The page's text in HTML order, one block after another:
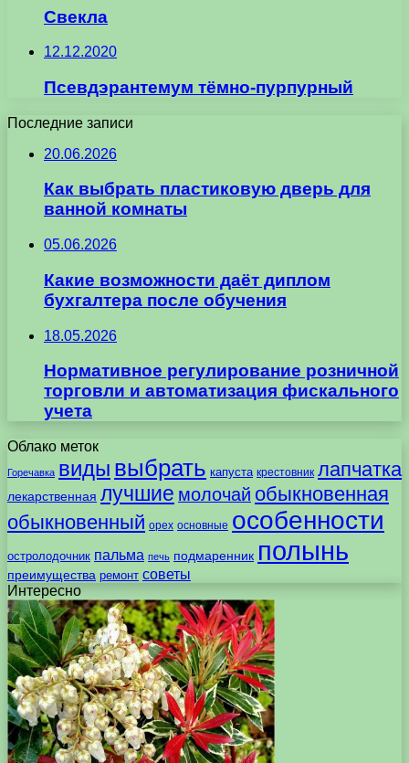
Свекла
12.12.2020
Псевдэрантемум тёмно-пурпурный
Последние записи
20.06.2026
Как выбрать пластиковую дверь для
ванной комнаты
05.06.2026
Какие возможности даёт диплом
бухгалтера после обучения
18.05.2026
Нормативное регулирование розничной
торговли и автоматизация фискального
учета
Облако меток
Горечавка виды выбрать капуста крестовник лапчатка
лекарственная лучшие молочай обыкновенная
обыкновенный орех основные особенности
остролодочник пальма печь подмаренник полынь
преимущества ремонт советы
Интересно